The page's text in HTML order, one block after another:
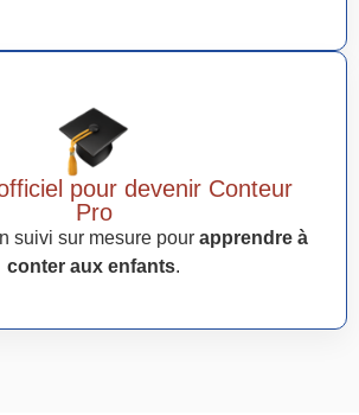
pour devenir Conteur
Pro
suivi sur mesure pour apprendre à
conter aux enfants.